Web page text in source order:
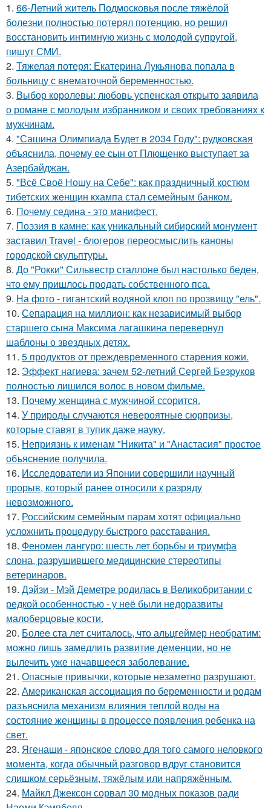
1. 66-Летний житель Подмосковья после тяжёлой
болезни полностью потерял потенцию, но решил
восстановить интимную жизнь с молодой супругой,
пишут СМИ.
2. Тяжелая потеря: Екатерина Лукьянова попала в
больницу с внематочной беременностью.
3. Выбор королевы: любовь успенская открыто заявила
о романе с молодым избранником и своих требованиях к
мужчинам.
4. "Сашина Олимпиада Будет в 2034 Году": рудковская
объяснила, почему ее сын от Плющенко выступает за
Азербайджан.
5. "Всё Своё Ношу на Себе": как праздничный костюм
тибетских женщин кхампа стал семейным банком.
6. Почему седина - это манифест.
7. Поэзия в камне: как уникальный сибирский монумент
заставил Travel - блогеров переосмыслить каноны
городской скульптуры.
8. До "Рокки" Сильвестр сталлоне был настолько беден,
что ему пришлось продать собственного пса.
9. На фото - гигантский водяной клоп по прозвищу "ель".
10. Сепарация на миллион: как независимый выбор
старшего сына Максима лагашкина перевернул
шаблоны о звездных детях.
11. 5 продуктов от преждевременного старения кожи.
12. Эффект нагиева: зачем 52-летний Сергей Безруков
полностью лишился волос в новом фильме.
13. Почему женщина с мужчиной ссорится.
14. У природы случаются невероятные сюрпризы,
которые ставят в тупик даже науку.
15. Неприязнь к именам "Никита" и "Анастасия" простое
объяснение получила.
16. Исследователи из Японии совершили научный
прорыв, который ранее относили к разряду
невозможного.
17. Российским семейным парам хотят официально
усложнить процедуру быстрого расставания.
18. Феномен лангуро: шесть лет борьбы и триумфа
слона, разрушившего медицинские стереотипы
ветеринаров.
19. Дэйзи - Мэй Деметре родилась в Великобритании с
редкой особенностью - у неё были недоразвиты
малоберцовые кости.
20. Более ста лет считалось, что альцгеймер необратим:
можно лишь замедлить развитие деменции, но не
вылечить уже начавшееся заболевание.
21. Опасные привычки, которые незаметно разрушают.
22. Американская ассоциация по беременности и родам
разъяснила механизм влияния теплой воды на
состояние женщины в процессе появления ребенка на
свет.
23. Ягенаши - японское слово для того самого неловкого
момента, когда обычный разговор вдруг становится
слишком серьёзным, тяжёлым или напряжённым.
24. Майкл Джексон сорвал 30 модных показов ради